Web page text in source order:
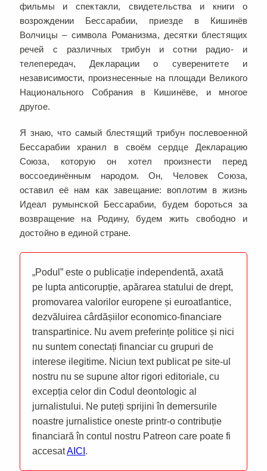
фильмы и спектакли, свидетельства и книги о
возрождении Бессарабии, приезде в Кишинёв
Волчицы – символа Романизма, десятки блестящих
речей с различных трибун и сотни радио- и
телепередач, Декларации о суверенитете и
независимости, произнесенные на площади Великого
Национального Собрания в Кишинёве, и многое
другое.
Я знаю, что самый блестящий трибун послевоенной
Бессарабии хранил в своём сердце Декларацию
Союза, которую он хотел произнести перед
воссоединённым народом. Он, Человек Союза,
оставил её нам как завещание: воплотим в жизнь
Идеал румынской Бессарабии, будем бороться за
возвращение на Родину, будем жить свободно и
достойно в единой стране.
„Podul” este o publicație independentă, axată
pe lupta anticorupție, apărarea statului de drept,
promovarea valorilor europene și euroatlantice,
dezvăluirea cârdășiilor economico-financiare
transpartinice. Nu avem preferințe politice și nici
nu suntem conectați financiar cu grupuri de
interese ilegitime. Niciun text publicat pe site-ul
nostru nu se supune altor rigori editoriale, cu
excepția celor din Codul deontologic al
jurnalistului. Ne puteți sprijini în demersurile
noastre jurnalistice oneste printr-o contribuție
financiară în contul nostru Patreon care poate fi
accesatAICI .